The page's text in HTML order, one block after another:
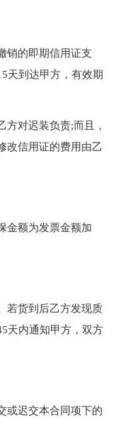
的即期信用证支
天到达甲方，有效期
对迟装负责;而且，
改信用证的费用由乙
额为发票金额加
货到后乙方发现质
天内通知甲方，双方
迟交本合同项下的